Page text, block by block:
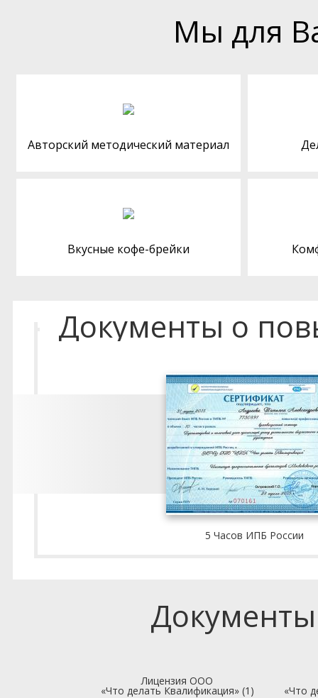
Мы для
Авторский методический материал
Вкусные кофе-брейки
Документы о
5 Часов ИПБ России
Лицензия ООО
«Что делать Квалификация» (1) «Что